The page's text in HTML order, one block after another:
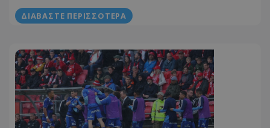
ΔΙΑΒΆΣΤΕ ΠΕΡΙΣΣΌΤΕΡΑ